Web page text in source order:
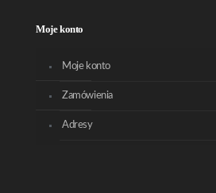
Moje konto
Moje konto
Zamówienia
Adresy